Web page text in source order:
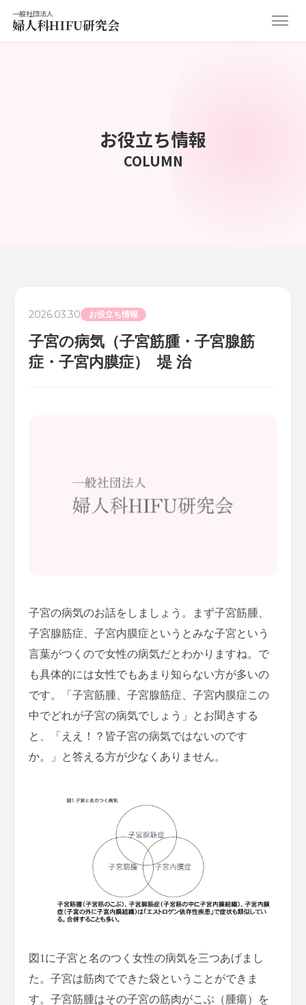
一般社団法人
婦人科HIFU研究会
お役立ち情報
COLUMN
2026.03.30 お役立ち情報
子宮の病気（子宮筋腫・子宮腺筋
症・子宮内膜症） 堤 治
子宮の病気のお話をしましょう。まず子宮筋腫、
子宮腺筋症、子宮内膜症というとみな子宮という
言葉がつくので女性の病気だとわかりますね。で
も具体的には女性でもあまり知らない方が多いの
です。「子宮筋腫、子宮腺筋症、子宮内膜症この
中でどれが子宮の病気でしょう」とお聞きする
と、「ええ！？皆子宮の病気ではないのです
か。」と答える方が少なくありません。
図1に子宮と名のつく女性の病気を三つあげまし
た。子宮は筋肉でできた袋ということができま
す。子宮筋腫はその子宮の筋肉がこぶ（腫瘍）を